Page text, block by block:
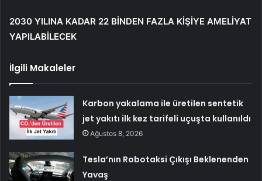
2030 YILINA KADAR 22 BİNDEN FAZLA KİŞİYE AMELİYAT
YAPILABİLECEK
İlgili Makaleler
Karbon yakalama ile üretilen sentetik
jet yakıtı ilk kez tarifeli uçuşta kullanıldı
Ağustos 8, 2026
Tesla’nın Robotaksi Çıkışı Beklenenden
Yavaş